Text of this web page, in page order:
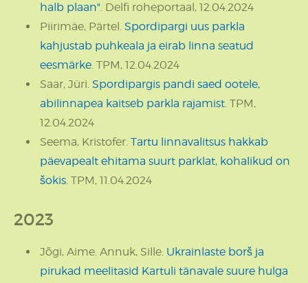
halb plaan". Delfi roheportaal, 12.04.2024
Piirimäe, Pärtel. Spordipargi uus parkla
kahjustab puhkeala ja eirab linna seatud
eesmärke. TPM, 12.04.2024
Saar, Jüri. Spordipargis pandi saed ootele,
abilinnapea kaitseb parkla rajamist. TPM,
12.04.2024
Seema, Kristofer. Tartu linnavalitsus hakkab
päevapealt ehitama suurt parklat, kohalikud on
šokis. TPM, 11.04.2024
2023
Jõgi, Aime. Annuk, Sille. Ukrainlaste borš ja
pirukad meelitasid Kartuli tänavale suure hulga